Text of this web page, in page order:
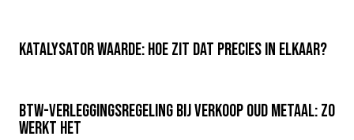
Katalysator waarde: hoe zit dat precies in elkaar?
BTW-verleggingsregeling bij verkoop oud metaal: zo
werkt het